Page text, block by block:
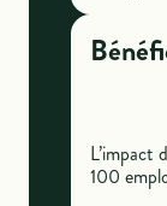
L’impact
100